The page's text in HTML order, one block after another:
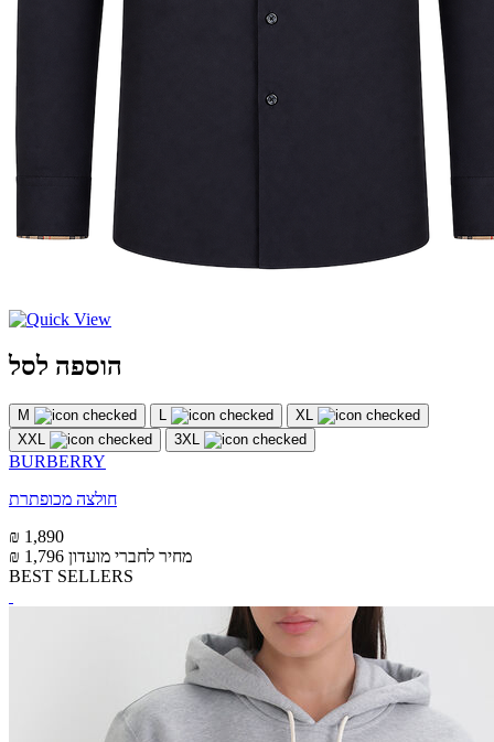
הוספה לסל
M L
XL
XXL
3XL
BURBERRY
חולצה מכופתרת
₪ 1,890
₪ 1,796 מחיר לחברי מועדון
BEST SELLERS